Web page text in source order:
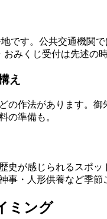
です。公共交通機関
みくじ受付は先述の
え
の作法があります。
の準備も。
が感じられるスポ
・人形供養など季
ミング